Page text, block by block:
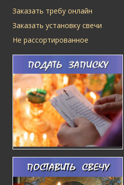
Заказать требу онлайн
Заказать установку свечи
Не рассортированное